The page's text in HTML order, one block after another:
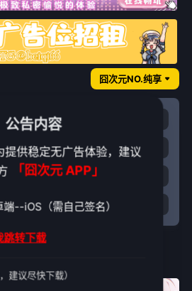
囧次元NO.纯享
7 8
11
15
公告内容
提供稳定无广告体验，建议
「囧次元 APP」
--iOS（需自己签名）
跳转下载
建议尽快下载）